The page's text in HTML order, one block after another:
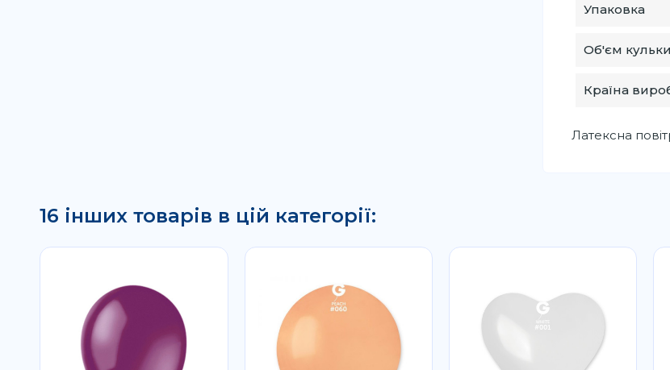
Упаковка
Об'єм кульки
Країна
Латексна
16 інших товарів в цій категорії: